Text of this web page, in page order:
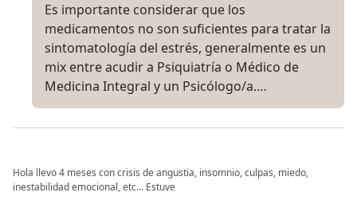
Es importante considerar que los
medicamentos no son suficientes para tratar la
sintomatología del estrés, generalmente es un
mix entre acudir a Psiquiatría o Médico de
Medicina Integral y un Psicólogo/a.…
Hola llevo 4 meses con crisis de angustia, insomnio, culpas, miedo,
inestabilidad emocional, etc... Estuve